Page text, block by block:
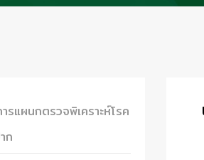
รแผนกตรวจพิเคราะห์โรค
ก